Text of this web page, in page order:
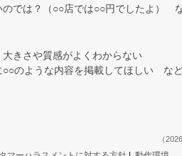
では？（○○店では○○円でしたよ）
きさや質感がよくわからない
のような内容を掲載してほしい な
（